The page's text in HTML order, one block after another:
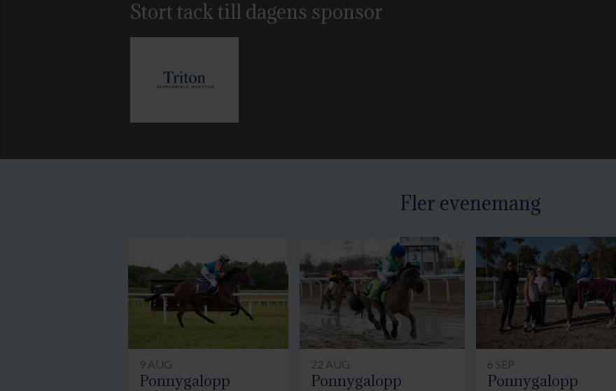
Stort tack till dagens sponsor
Fler evenemang
9 AUG
Ponnygalopp
22 AUG
Ponnygalopp
6 SEP
Ponnygalopp